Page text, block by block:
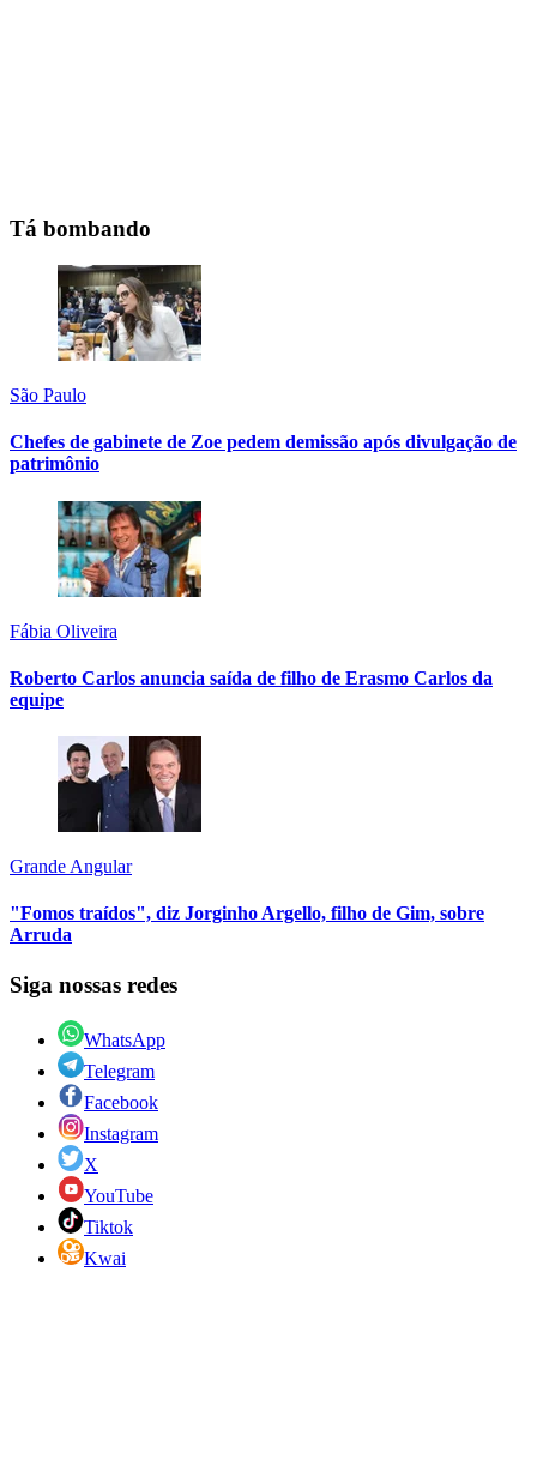
Tá bombando
São Paulo
Chefes de gabinete de Zoe pedem demissão após divulgação de
patrimônio
Fábia Oliveira
Roberto Carlos anuncia saída de filho de Erasmo Carlos da
equipe
Grande Angular
"Fomos traídos", diz Jorginho Argello, filho de Gim, sobre
Arruda
Siga nossas redes
WhatsApp
Telegram
Facebook
Instagram
X
YouTube
Tiktok
Kwai